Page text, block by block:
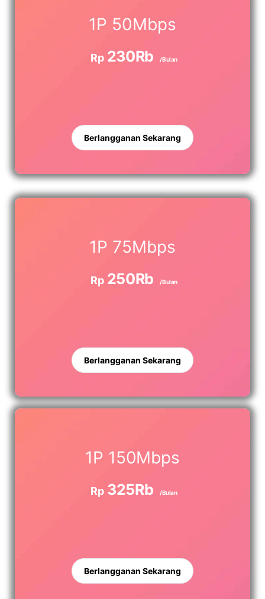
1P 50Mbps
Rp 230Rb /Bulan
Berlangganan Sekarang
1P 75Mbps
Rp 250Rb /Bulan
Berlangganan Sekarang
1P 150Mbps
Rp 325Rb /Bulan
Berlangganan Sekarang